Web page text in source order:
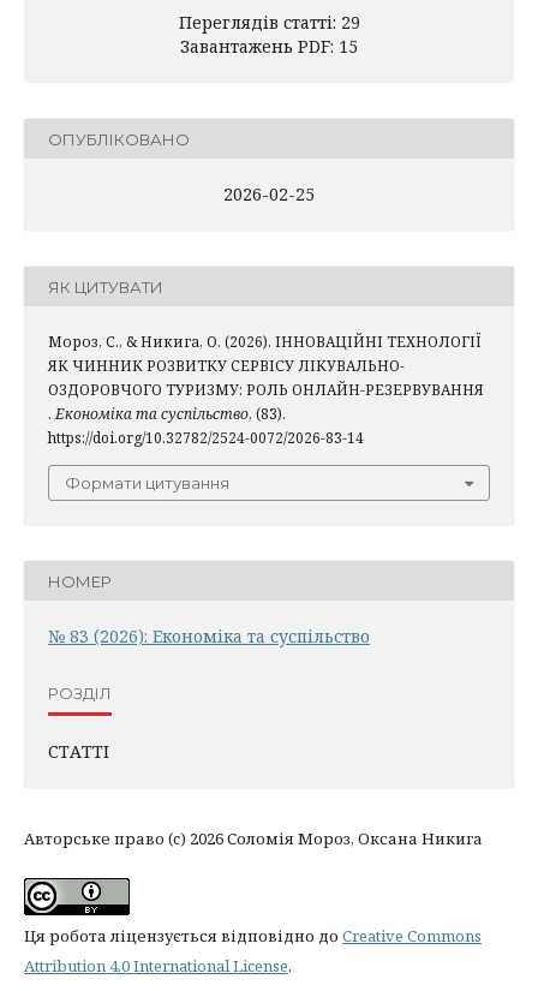
Переглядів статті: 29
Завантажень PDF: 15
ОПУБЛІКОВАНО
2026-02-25
ЯК ЦИТУВАТИ
Мороз, С., & Никига, О. (2026). ІННОВАЦІЙНІ ТЕХНОЛОГІЇ
ЯК ЧИННИК РОЗВИТКУ СЕРВІСУ ЛІКУВАЛЬНО-
ОЗДОРОВЧОГО ТУРИЗМУ: РОЛЬ ОНЛАЙН-РЕЗЕРВУВАННЯ
. Економіка та суспільство, (83).
https://doi.org/10.32782/2524-0072/2026-83-14
Формати цитування
НОМЕР
№ 83 (2026): Економіка та суспільство
РОЗДІЛ
СТАТТІ
Авторське право (c) 2026 Соломія Мороз, Оксана Никига
Ця робота ліцензується відповідно до Creative Commons
Attribution 4.0 International License.